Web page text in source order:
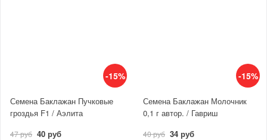
-15%
Семена Баклажан Пучковые
гроздья F1 / Аэлита
47 руб 40 руб
-15%
Семена Баклажан Молочник
0,1 г автор. / Гавриш
40 руб 34 руб